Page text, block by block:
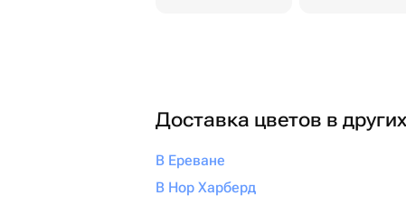
Доставка цветов в
В Ереване
В Нор Харберд